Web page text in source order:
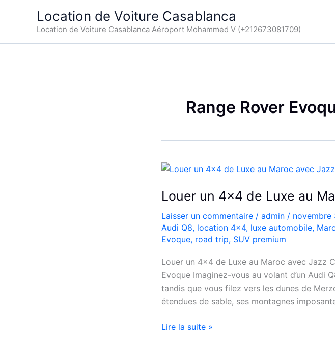
Location de Voiture Casablanca
Location de Voiture Casablanca Aéroport Mohammed V (+212673081709)
Range Rover
Louer un 4×4 de Luxe au
Laisser un commentaire / admin / novembre
Audi Q8, location 4x4, luxe automobile,
Evoque, road trip, SUV premium
Louer un 4×4 de Luxe au Maroc avec Jazz
Evoque Imaginez-vous au volant d’un Audi
tandis que vous filez vers les dunes de
étendues de sable, ses montagnes
Louer
Lire la suite »